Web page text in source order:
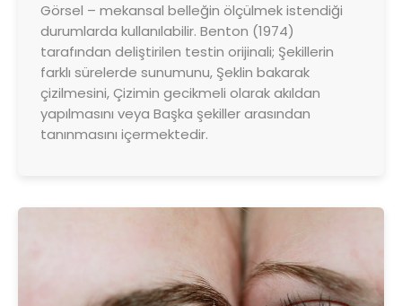
Görsel – mekansal belleğin ölçülmek istendiği
durumlarda kullanılabilir. Benton (1974)
tarafından deliştirilen testin orijinali; Şekillerin
farklı sürelerde sunumunu, Şeklin bakarak
çizilmesini, Çizimin gecikmeli olarak akıldan
yapılmasını veya Başka şekiller arasından
tanınmasını içermektedir.